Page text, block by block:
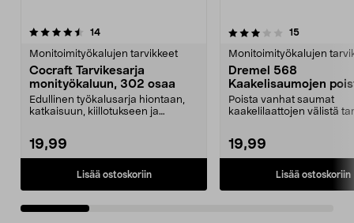
14arvostelut
Monitoimityökalujen tarvikkeet
Cocraft Tarvikesarja
monityökaluun, 302 osaa
Edullinen työkalusarja hiontaan,
katkaisuun, kiillotukseen ja
19,99
Lisää ostoskoriin
3.5 viidestä
15arvostelut
Monitoimityökalujen
Dremel 568
Kaakelisaumojen
2 osaa
Poista vanhat saumat
kaakelilaattojen välistä
19,99
Lisää ostoskoriin
4.0 viidestä